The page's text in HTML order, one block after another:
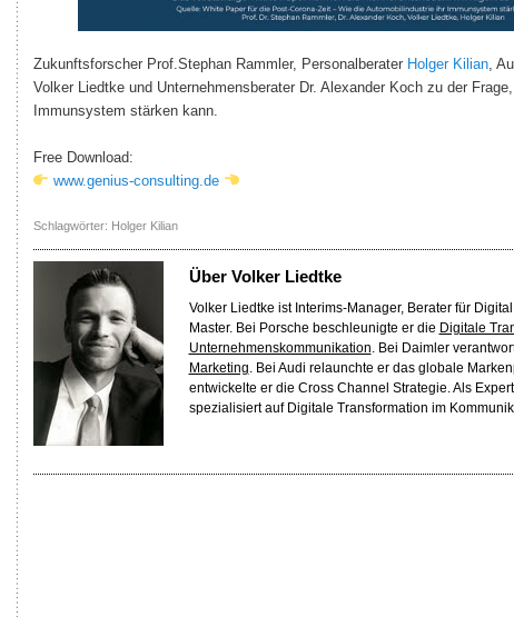
Zukunftsforscher Prof.Stephan Rammler, Personalberater Holger Kilian,
Volker Liedtke und Unternehmensberater Dr. Alexander Koch zu der
Immunsystem stärken kann.
Free Download:
www.genius-consulting.de
Schlagwörter: Holger Kilian
Über Volker Liedtke
Volker Liedtke ist Interims-Manager, Berater für
Master. Bei Porsche beschleunigte er die Digitale
Unternehmenskommunikation. Bei Daimler
Marketing. Bei Audi relaunchte er das globale
entwickelte er die Cross Channel Strategie. Als
spezialisiert auf Digitale Transformation im